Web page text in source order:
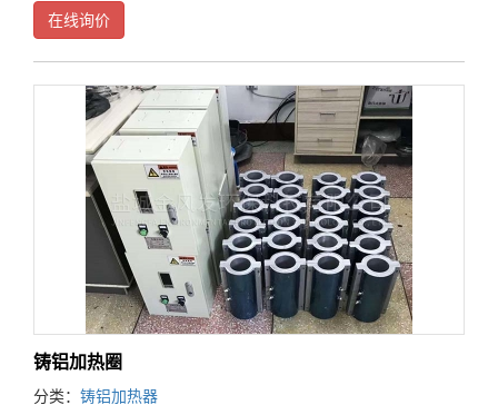
铝合金材料为外壳经压铸成型的电加热器，其使用温度一般在摄氏150～
450度之间，可广泛应用于塑料机械、模头、电缆
在线询价
铸铝加热圈
分类： 铸铝加热器